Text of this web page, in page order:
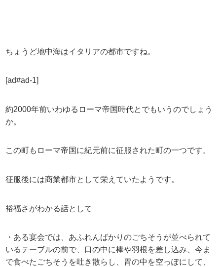
ちょうど地中海はイタリアの都市ですね。
[ad#ad-1]
約2000年前いわゆるローマ帝国時代とでもいうのでしょう
か。
この町もローマ帝国に紀元前に征服された町の一つです。
征服後には商業都市として栄えていたようです。
裕福さがわかる話として
・ある宴会では、あふれんばかりのごちそうが並べられて
いるテーブルの前で、口の中に棒や羽根を差し込み、今ま
で食べたごちそうを吐き散らし、胃の中を空っぽにして、